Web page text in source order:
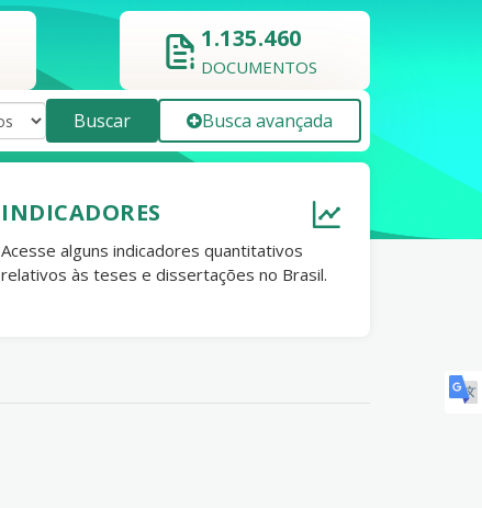
1.135.460
DOCUMENTOS
Buscar Busca avançada
INDICADORES
Acesse alguns indicadores quantitativos
relativos às teses e dissertações no Brasil.